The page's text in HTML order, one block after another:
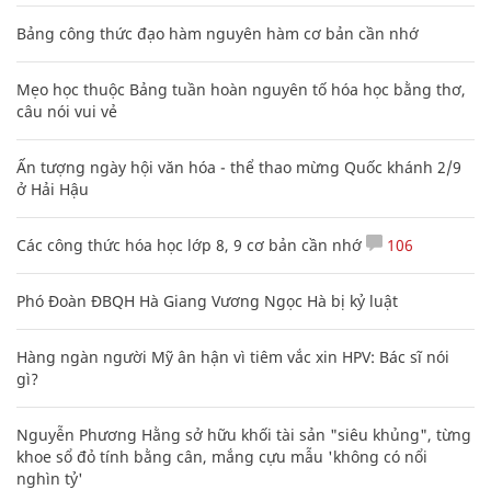
Bảng công thức đạo hàm nguyên hàm cơ bản cần nhớ
Mẹo học thuộc Bảng tuần hoàn nguyên tố hóa học bằng thơ,
câu nói vui vẻ
Ấn tượng ngày hội văn hóa - thể thao mừng Quốc khánh 2/9
ở Hải Hậu
Các công thức hóa học lớp 8, 9 cơ bản cần nhớ 106
Phó Đoàn ĐBQH Hà Giang Vương Ngọc Hà bị kỷ luật
Hàng ngàn người Mỹ ân hận vì tiêm vắc xin HPV: Bác sĩ nói
gì?
Nguyễn Phương Hằng sở hữu khối tài sản "siêu khủng", từng
khoe sổ đỏ tính bằng cân, mắng cựu mẫu 'không có nổi
nghìn tỷ'